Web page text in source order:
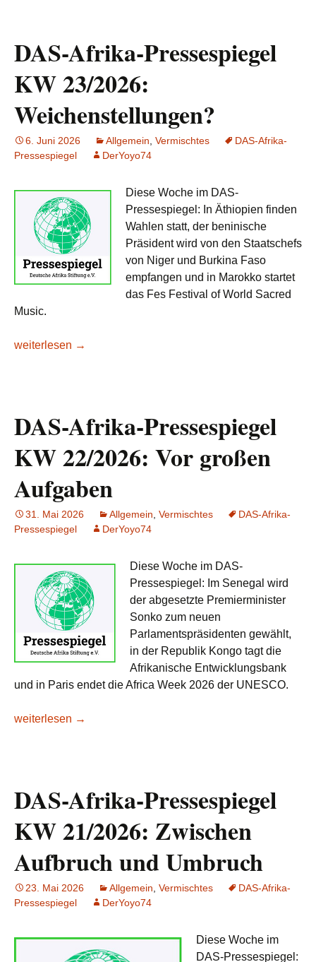
DAS-Afrika-Pressespiegel
KW 23/2026:
Weichenstellungen?
6. Juni 2026 Allgemein Vermischtes
DAS-Afrika-
Pressespiegel
DerYoyo74
Diese Woche im DAS-
Pressespiegel: In Äthiopien finden
Wahlen statt, der beninische
Präsident wird von den Staatschefs
von Niger und Burkina Faso
empfangen und in Marokko startet
das Fes Festival of World Sacred
Music.
DAS-Afrika-Pressespiegel KW 23/2026:
weiterlesen →
DAS-Afrika-Pressespiegel
KW 22/2026: Vor großen
Aufgaben
31. Mai 2026 Allgemein Vermischtes
DAS-Afrika-
Pressespiegel
DerYoyo74
Diese Woche im DAS-
Pressespiegel: Im Senegal wird
der abgesetzte Premierminister
Sonko zum neuen
Parlamentspräsidenten gewählt,
in der Republik Kongo tagt die
Afrikanische Entwicklungsbank
und in Paris endet die Africa Week 2026 der UNESCO.
DAS-Afrika-Pressespiegel KW 22/2026: Vor großen
weiterlesen →
DAS-Afrika-Pressespiegel
KW 21/2026: Zwischen
Aufbruch und Umbruch
23. Mai 2026 Allgemein Vermischtes
DAS-Afrika-
Pressespiegel
DerYoyo74
Diese Woche im
DAS-Pressespiegel: